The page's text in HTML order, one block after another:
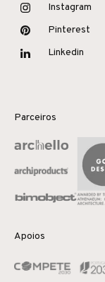
Instagram
Pinterest
Linkedin
Parceiros
Apoios